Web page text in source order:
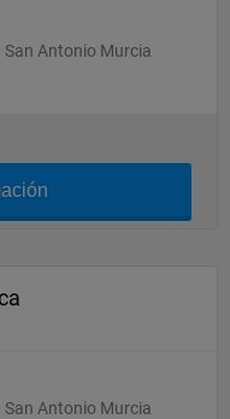
Antonio Murcia
Antonio Murcia